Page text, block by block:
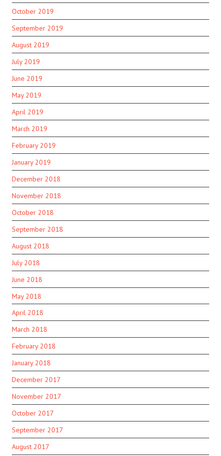
October 2019
September 2019
August 2019
July 2019
June 2019
May 2019
April 2019
March 2019
February 2019
January 2019
December 2018
November 2018
October 2018
September 2018
August 2018
July 2018
June 2018
May 2018
April 2018
March 2018
February 2018
January 2018
December 2017
November 2017
October 2017
September 2017
August 2017